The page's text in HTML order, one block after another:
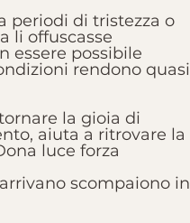
periodi di tristezza o
li offuscasse
essere possibile
rendono quasi
la gioia di
aiuta a ritrovare la
luce forza
scompaiono in